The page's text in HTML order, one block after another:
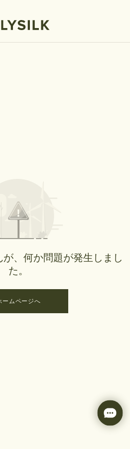
、何か問題が発生しまし
た。
ームページへ